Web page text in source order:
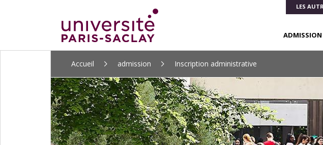
LES
ADMISSION
Accueil admission Inscription administrative